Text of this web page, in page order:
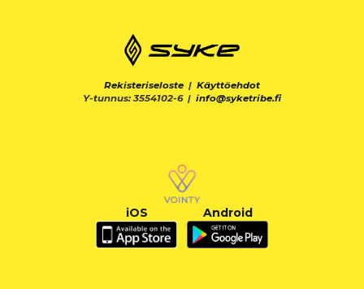
Rekisteriseloste | Käyttöehdot
Y-tunnus: 3554102-6 | info@syketribe.fi
iOS Android